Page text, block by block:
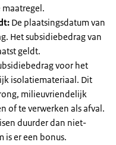
De plaatsingsdatum van
Het subsidiebedrag van
geldt.
voor het
isolatiemateriaal. Dit
milieuvriendelijk
of te verwerken als afval.
duurder dan niet-
is er een bonus.